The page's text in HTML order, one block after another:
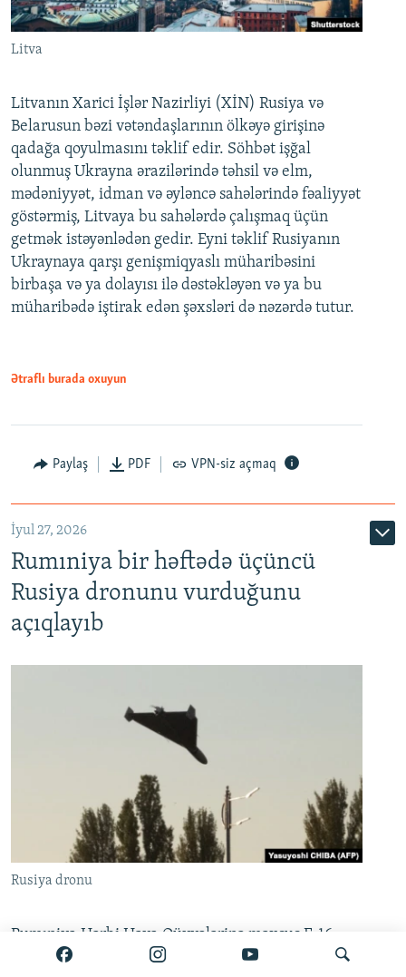
Litva
Litvanın Xarici İşlər Nazirliyi (XİN) Rusiya və
Belarusun bəzi vətəndaşlarının ölkəyə girişinə
qadağa qoyulmasını təklif edir. Söhbət işğal
olunmuş Ukrayna ərazilərində təhsil və elm,
mədəniyyət, idman və əyləncə sahələrində fəaliyyət
göstərmiş, Litvaya bu sahələrdə çalışmaq üçün
getmək istəyənlədən gedir. Eyni təklif Rusiyanın
Ukraynaya qarşı genişmiqyaslı müharibəsini
birbaşa və ya dolayısı ilə dəstəkləyən və ya bu
müharibədə iştirak edən şəxsləri də nəzərdə tutur.
Ətraflı burada oxuyun
Paylaş PDF VPN-siz açmaq
İyul 27, 2026
Rumıniya bir həftədə üçüncü
Rusiya dronunu vurduğunu
açıqlayıb
Rusiya dronu
Rumıniya Hərbi Hava Qüvvələrinə məxsus F-16
qırıcısı iyulun 26-da səhər saatlarında ölkənin hava